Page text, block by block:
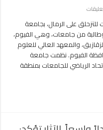
الفيوم:
المهرجانات
الرياضية
تسهم
فى
على الرمال، بجامعة
السبت، بمشاركة 720 طالبا وطالبة من جامعات، وهي الفيوم،
والمعهد العالي للعلوم
الفيوم. نظمت جامعة
الرياضي للجامعات بمنطقة